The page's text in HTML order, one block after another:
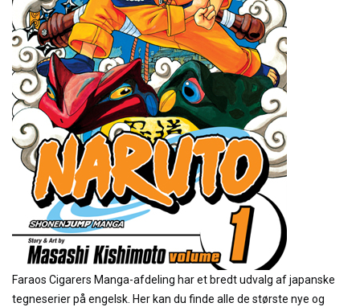
Faraos Cigarers Manga-afdeling har et bredt udvalg af japanske
tegneserier på engelsk. Her kan du finde alle de største nye og